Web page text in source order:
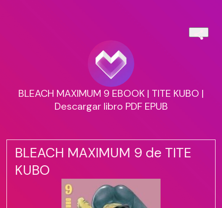
BLEACH MAXIMUM 9 EBOOK | TITE KUBO |
Descargar libro PDF EPUB
BLEACH MAXIMUM 9 de TITE
KUBO